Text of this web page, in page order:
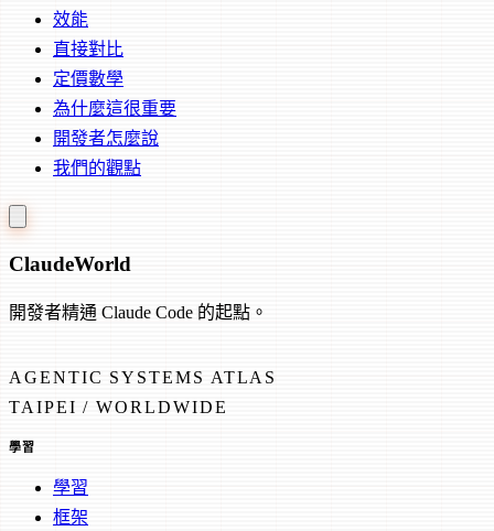
效能
直接對比
定價數學
為什麼這很重要
開發者怎麼說
我們的觀點
ClaudeWorld
開發者精通 Claude Code 的起點。
AGENTIC SYSTEMS ATLAS
TAIPEI / WORLDWIDE
學習
學習
框架